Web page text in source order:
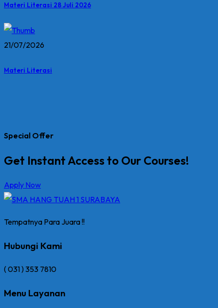
Materi Literasi 28 Juli 2026
21/07/2026
Materi Literasi
Special Offer
Get Instant Access to Our Courses!
Apply Now
Tempatnya Para Juara !!
Hubungi Kami
( 031 ) 353 7810
Menu Layanan